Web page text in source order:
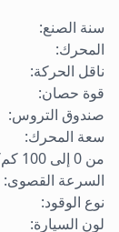
سنة الصنع:
المحرك:
ناقل الحركة:
قوة حصان:
صندوق التروس:
سعة المحرك:
من 0 إلى 100 كم/ساعة
السرعة القصوى:
نوع الوقود:
لون السيارة: